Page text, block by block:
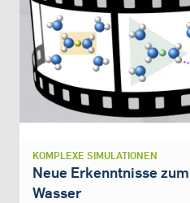
KOMPLEXE SIMULATIONEN
Neue Erkenntnisse
Wasser